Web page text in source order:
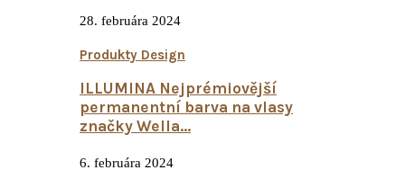
28. februára 2024
Produkty Design
ILLUMINA Nejprémiovější
permanentní barva na vlasy
značky Wella...
6. februára 2024